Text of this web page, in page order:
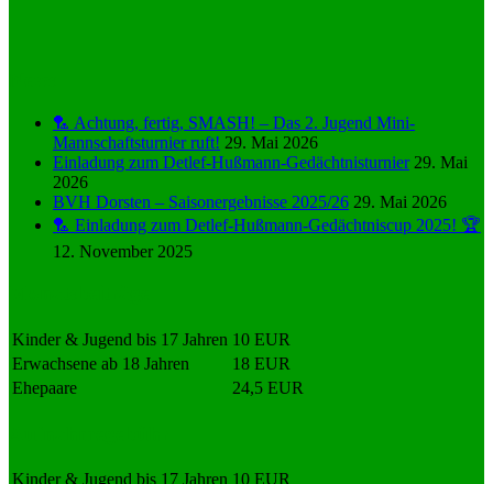
🏸 Achtung, fertig, SMASH! – Das 2. Jugend Mini-
Mannschaftsturnier ruft! 29. Mai 2026
Einladung zum Detlef-Hußmann-Gedächtnisturnier 29. Mai
2026
BVH Dorsten – Saisonergebnisse 2025/26 29. Mai 2026
🏸 Einladung zum Detlef-Hußmann-Gedächtniscup 2025! 🏆
12. November 2025
Kinder & Jugend bis 17 Jahren 10 EUR
Erwachsene ab 18 Jahren
18 EUR
Ehepaare
24,5 EUR
Kinder & Jugend bis 17 Jahren 10 EUR